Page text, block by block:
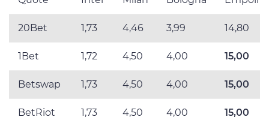
20Bet 1,73 4,46 3,99 14,80
1Bet 1,72 4,50 4,00 15,00
Betswap 1,73 4,50 4,00 15,00
BetRiot 1,73 4,50 4,00 15,00